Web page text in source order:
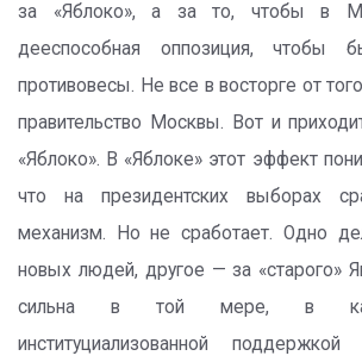
за «Яблоко», а за то, чтобы в
дееспособная оппозиция, чтобы
противовесы. Не все в восторге от
правительство Москвы. Вот и
«Яблоко». В «Яблоке» этот эффект
что на президентских выборах
механизм. Но не сработает. Одно
новых людей, другое — за «старого»
сильна в той мере, в
институциализованной